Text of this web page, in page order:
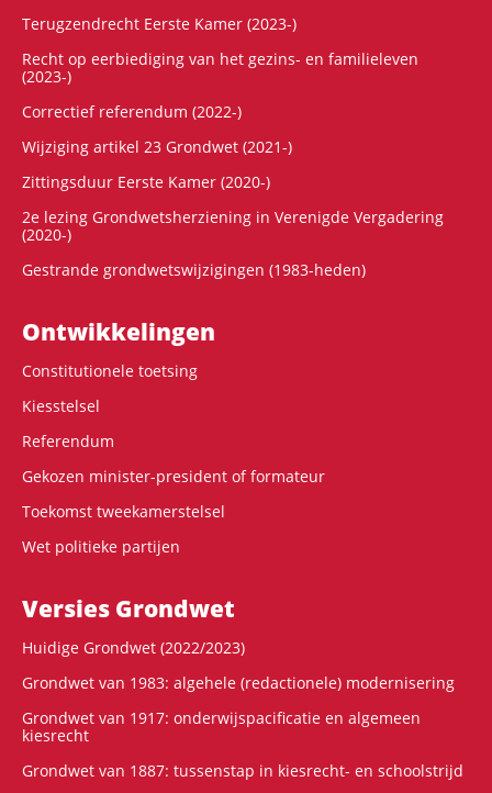
Terugzendrecht Eerste Kamer (2023-)
Recht op eerbiediging van het gezins- en familieleven
(2023-)
Correctief referendum (2022-)
Wijziging artikel 23 Grondwet (2021-)
Zittingsduur Eerste Kamer (2020-)
2e lezing Grondwetsherziening in Verenigde Vergadering
(2020-)
Gestrande grondwetswijzigingen (1983-heden)
Ontwikke­lingen
Constitutionele toetsing
Kiesstelsel
Referendum
Gekozen minister-president of formateur
Toekomst tweekamerstelsel
Wet politieke partijen
Versies Grondwet
Huidige Grondwet (2022/2023)
Grondwet van 1983: algehele (redactionele) modernisering
Grondwet van 1917: onderwijspacificatie en algemeen
kiesrecht
Grondwet van 1887: tussenstap in kiesrecht- en schoolstrijd